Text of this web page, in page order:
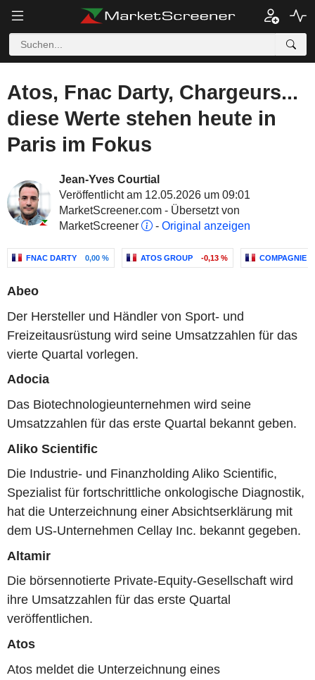
Atos, Fnac Darty, Chargeurs...
diese Werte stehen heute in
Paris im Fokus
Jean-Yves Courtial
Veröffentlicht am 12.05.2026 um 09:01
MarketScreener.com - Übersetzt von
MarketScreener
- Original anzeigen
FNAC DARTY 0,00 % ATOS GROUP -0,13 % COMPAGNIE
Abeo
Der Hersteller und Händler von Sport- und
Freizeitausrüstung wird seine Umsatzzahlen für das
vierte Quartal vorlegen.
Adocia
Das Biotechnologieunternehmen wird seine
Umsatzzahlen für das erste Quartal bekannt geben.
Aliko Scientific
Die Industrie- und Finanzholding Aliko Scientific,
Spezialist für fortschrittliche onkologische Diagnostik,
hat die Unterzeichnung einer Absichtserklärung mit
dem US-Unternehmen Cellay Inc. bekannt gegeben.
Altamir
Die börsennotierte Private-Equity-Gesellschaft wird
ihre Umsatzzahlen für das erste Quartal
veröffentlichen.
Atos
Atos meldet die Unterzeichnung eines